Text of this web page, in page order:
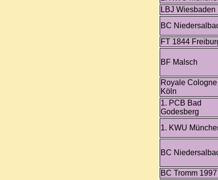
LBJ Wiesbaden
BC
FT 1844
BF Malsch
Royale Cologne
Köln
1. PCB Bad
Godesberg
1. KWU
BC
BC Tromm 1997